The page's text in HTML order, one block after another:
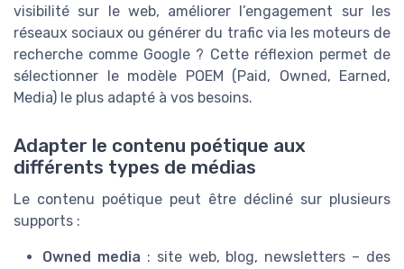
visibilité sur le web, améliorer l’engagement sur les
réseaux sociaux ou générer du trafic via les moteurs de
recherche comme Google ? Cette réflexion permet de
sélectionner le modèle POEM (Paid, Owned, Earned,
Media) le plus adapté à vos besoins.
Adapter le contenu poétique aux
différents types de médias
Le contenu poétique peut être décliné sur plusieurs
supports :
Owned media : site web, blog, newsletters – des